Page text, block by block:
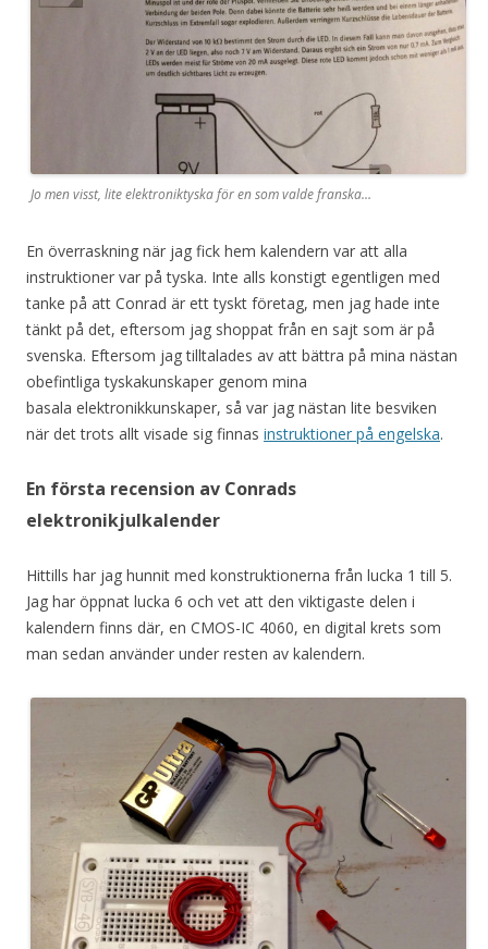
Jo men visst, lite elektroniktyska för en som valde franska…
En överraskning när jag fick hem kalendern var att alla
instruktioner var på tyska. Inte alls konstigt egentligen med
tanke på att Conrad är ett tyskt företag, men jag hade inte
tänkt på det, eftersom jag shoppat från en sajt som är på
svenska. Eftersom jag tilltalades av att bättra på mina nästan
obefintliga tyskakunskaper genom mina
basala elektronikkunskaper, så var jag nästan lite besviken
när det trots allt visade sig finnas instruktioner på engelska.
En första recension av Conrads
elektronikjulkalender
Hittills har jag hunnit med konstruktionerna från lucka 1 till 5.
Jag har öppnat lucka 6 och vet att den viktigaste delen i
kalendern finns där, en CMOS-IC 4060, en digital krets som
man sedan använder under resten av kalendern.